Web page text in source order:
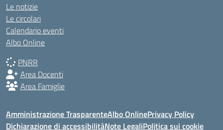
Le notizie
Le circolari
Calendario eventi
Albo Online
PNRR
Area Docenti
Area Famiglie
Amministrazione TrasparenteAlbo OnlinePrivacy Policy
Dichiarazione di accessibilitàNote LegaliPolitica sui cookie